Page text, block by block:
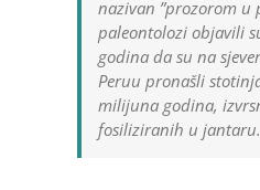
nazivan ”prozorom u
paleontolozi objavili
godina da su na
Peruu pronašli
milijuna godina,
fosiliziranih u jantaru.